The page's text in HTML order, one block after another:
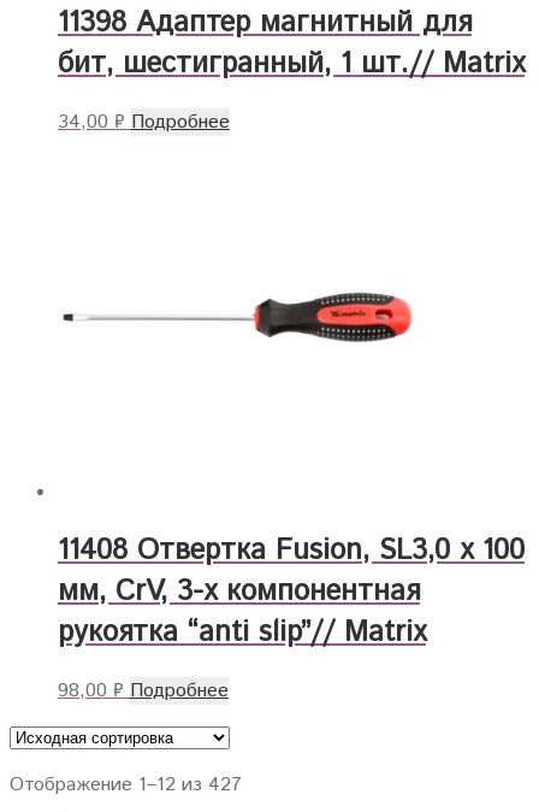
11398 Адаптер магнитный для
бит, шестигранный, 1 шт.// Matrix
34,00₽ Подробнее
11408 Отвертка Fusion, SL3,0 х 100
мм, CrV, 3-х компонентная
рукоятка “anti slip”// Matrix
98,00 ₽ Подробнее
Отображение 1–12 из 427